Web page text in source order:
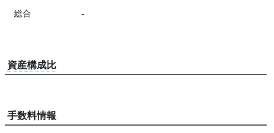
総合 -
資産構成比
手数料情報